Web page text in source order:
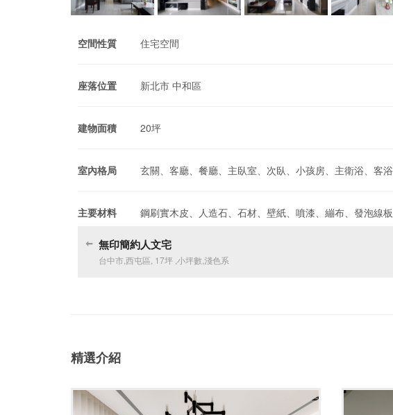
空間性質 住宅空間
座落位置 新北市 中和區
建物面積 20坪
室內格局 玄關、客廳、餐廳、主臥室、次臥、小孩房、主衛浴、客浴
主要材料 鋼刷實木皮、人造石、石材、壁紙、噴漆、繃布、發泡線板
無印簡約人文宅
台中市西屯區 17坪 小坪數 淺色系
精選介紹